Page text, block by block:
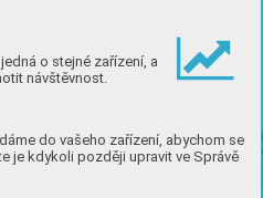
o stejné zařízení, a
návštěvnost.
do vašeho zařízení, abychom se
je kdykoli později upravit ve Správě